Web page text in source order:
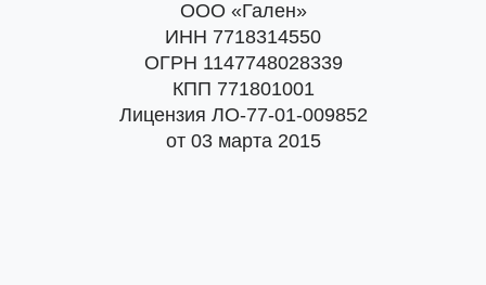
ООО «Гален»
ИНН 7718314550
ОГРН 1147748028339
КПП 771801001
Лицензия ЛО-77-01-009852
от 03 марта 2015